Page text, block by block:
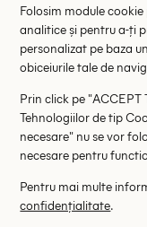
Rochie scurta Saint
albastru
118.00 lei
Folosim module
analitice și pentru a-ți
personalizat pe baza
obiceiurile tale de
Prin click pe
Tehnologiilor de tip
necesare" nu se vor
necesare pentru
Pentru mai multe
confidențialitate.